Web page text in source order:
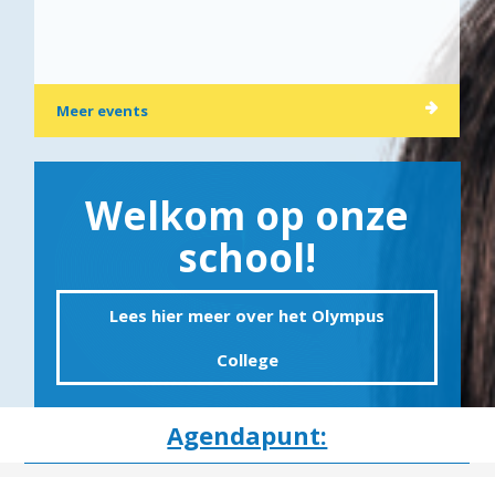
Meer events
Welkom op onze
school!
Lees hier meer over het Olympus
College
Agendapunt: